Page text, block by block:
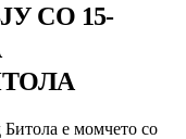
СО 15-
е момчето со